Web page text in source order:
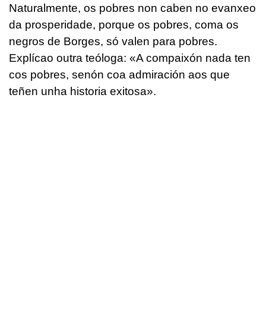
Naturalmente, os pobres non caben no evanxeo
da prosperidade, porque os pobres, coma os
negros de Borges, só valen para pobres.
Explícao outra teóloga: «A compaixón nada ten
cos pobres, senón coa admiración aos que
teñen unha historia exitosa».